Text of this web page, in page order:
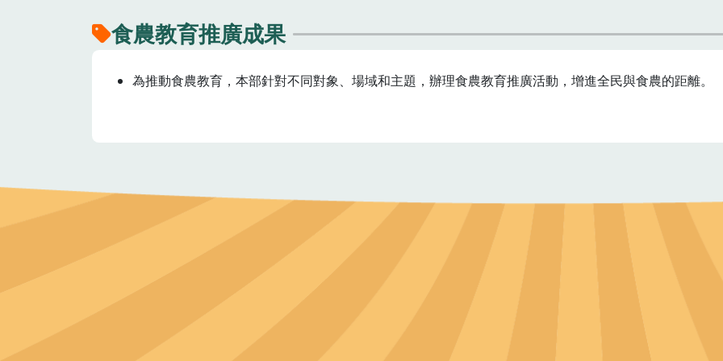
食農教育推廣成果
為推動食農教育，本部針對不同對象、場域和主題，辦理食農教育推廣活動，增進全民與食農的距離。